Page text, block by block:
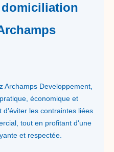
domiciliation
Archamps Developpement,
économique et
d'éviter les contraintes liées
tout en profitant d'une
et respectée.